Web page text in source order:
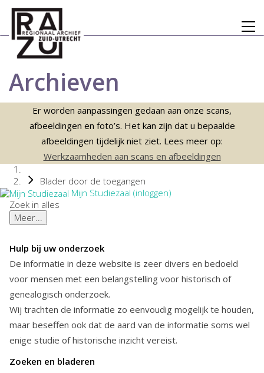
Archieven
Er worden aanpassingen gedaan aan onze scans,
afbeeldingen en foto’s. Het kan zijn dat u bepaalde
afbeeldingen tijdelijk niet ziet. Lees meer op:
Werkzaamheden aan scans en afbeeldingen
Blader door de toegangen
Mijn Studiezaal (inloggen)
Zoek in alles
Meer...
Hulp bij uw onderzoek
De informatie in deze website is zeer divers en bedoeld
voor mensen met een belangstelling voor historisch of
genealogisch onderzoek.
Wij trachten de informatie zo eenvoudig mogelijk te houden,
maar beseffen ook dat de aard van de informatie soms wel
enige studie of historische inzicht vereist.
Zoeken en bladeren